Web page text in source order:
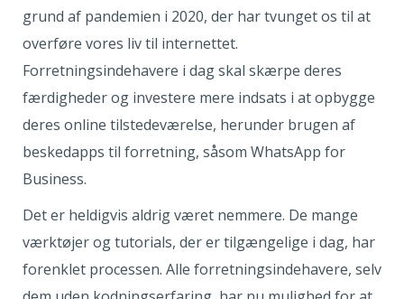
LOG IND
grund af pandemien i 2020, der har tvunget os til at
overføre vores liv til internettet.
Forretningsindehavere i dag skal skærpe deres
færdigheder og investere mere indsats i at opbygge
deres online tilstedeværelse, herunder brugen af
beskedapps til forretning, såsom WhatsApp for
Business.
Det er heldigvis aldrig været nemmere. De mange
værktøjer og tutorials, der er tilgængelige i dag, har
forenklet processen. Alle forretningsindehavere, selv